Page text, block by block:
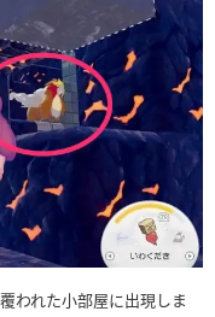
われた小部屋に出現しま